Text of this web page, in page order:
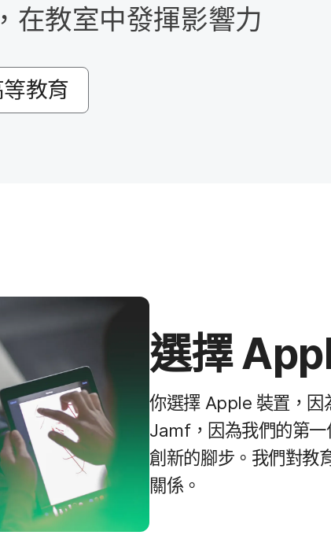
在​教室​中​發揮​影響力
教育
選擇
你​選擇Apple 裝置，​因
Jamf，​因為​我們​的​第
創新​的​腳步。​我們​對​教
關係。